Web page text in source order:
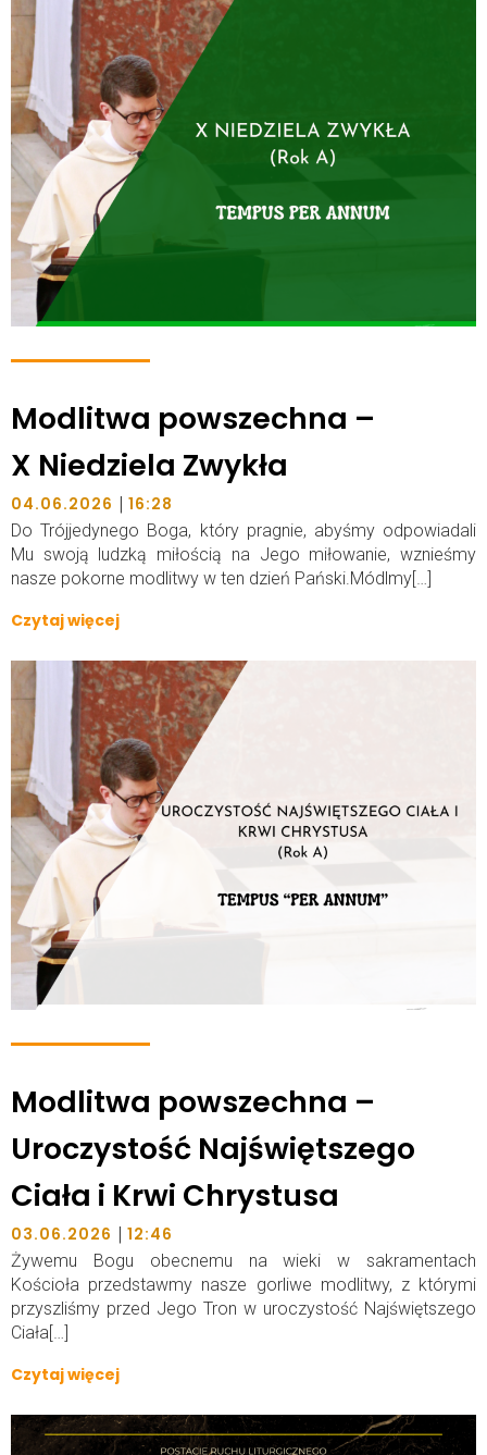
Modlitwa powszechna –
X Niedziela Zwykła
04.06.2026 | 16:28
Do Trójjedynego Boga, który pragnie, abyśmy odpowiadali
Mu swoją ludzką miłością na Jego miłowanie, wznieśmy
nasze pokorne modlitwy w ten dzień Pański.Módlmy[…]
Czytaj więcej
Modlitwa powszechna –
Uroczystość Najświętszego
Ciała i Krwi Chrystusa
03.06.2026 | 12:46
Żywemu Bogu obecnemu na wieki w sakramentach
Kościoła przedstawmy nasze gorliwe modlitwy, z którymi
przyszliśmy przed Jego Tron w uroczystość Najświętszego
Ciała[…]
Czytaj więcej